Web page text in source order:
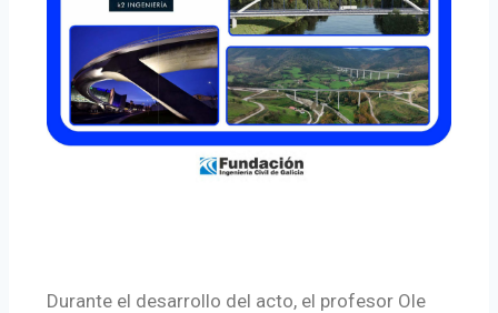
Durante el desarrollo del acto, el profesor Ole